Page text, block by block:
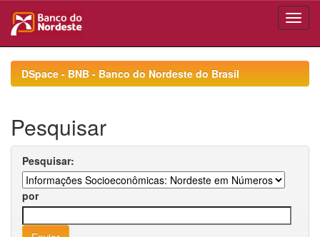
navigationDSpace - BNB - Banco do Nordeste do Brasil
Pesquisar
Pesquisar:
por